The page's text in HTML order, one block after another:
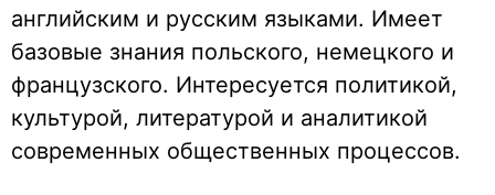
английским и русским языками. Имеет
базовые знания польского, немецкого и
французского. Интересуется политикой,
культурой, литературой и аналитикой
современных общественных процессов.